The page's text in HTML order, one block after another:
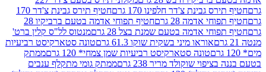
גבינת צ'דר חלפינו 170 גרם
חטיף תירס גבינת צ'דר 170
אדמה 28 גרם
חטיף תפוחי אדמה בטעם ברביקיו 28
אדמה בטעם שמנת בצל 28 גרם
מנטוס לל"ס קלין ברט'
אוראו מיני בשקית שוקו 61.3 גרם
טונה סטארקיסט רביעיות
טונה סטארקיסט רביעיות שמן צמחי* 120 גרם
ממתק
שוקולד מריר 238 גרם
ממתק גומי מתקלף ענבים